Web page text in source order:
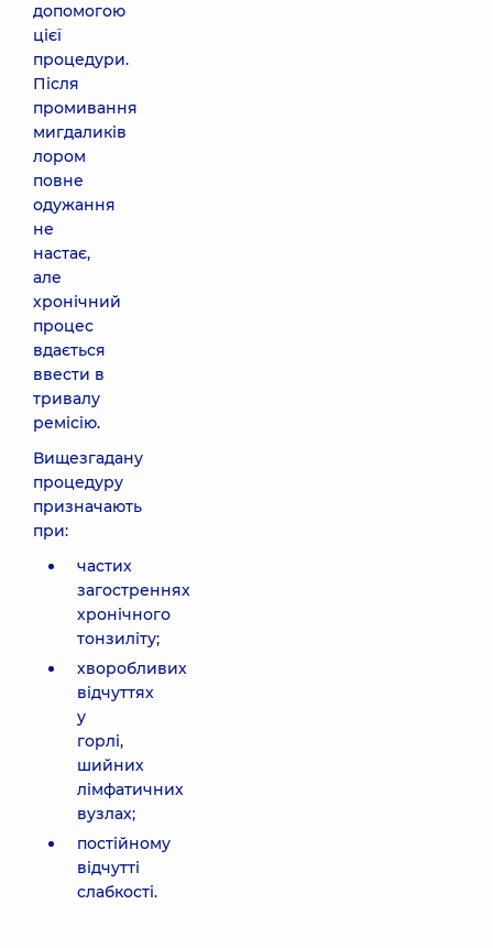
допомогою
цієї
процедури.
Після
промивання
мигдаликів
лором
повне
одужання
не
настає,
але
хронічний
процес
вдається
ввести в
тривалу
ремісію.
Вищезгадану
процедуру
призначають
при:
частих
загостреннях
хронічного
тонзиліту;
хворобливих
відчуттях
у
горлі,
шийних
лімфатичних
вузлах;
постійному
відчутті
слабкості.